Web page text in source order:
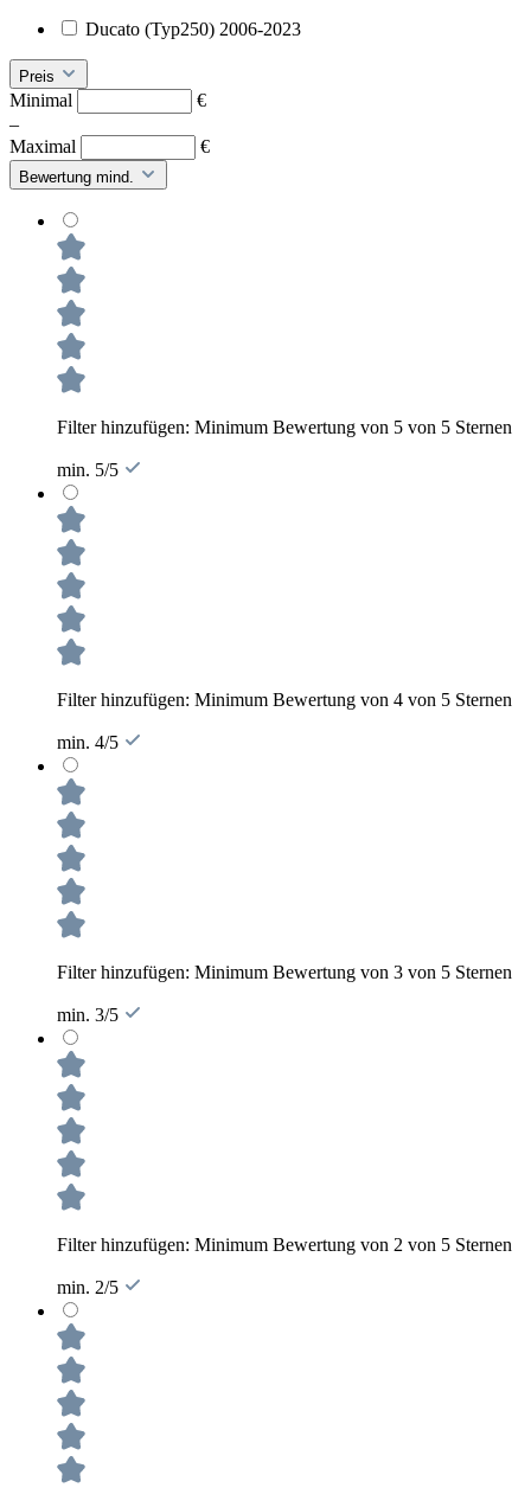
Ducato (Typ250) 2006-2023
Preis
Minimal
€
–
Maximal
€
Bewertung mind.
Filter hinzufügen: Minimum Bewertung von 5 von 5 Sternen
min. 5/5
Filter hinzufügen: Minimum Bewertung von 4 von 5 Sternen
min. 4/5
Filter hinzufügen: Minimum Bewertung von 3 von 5 Sternen
min. 3/5
Filter hinzufügen: Minimum Bewertung von 2 von 5 Sternen
min. 2/5